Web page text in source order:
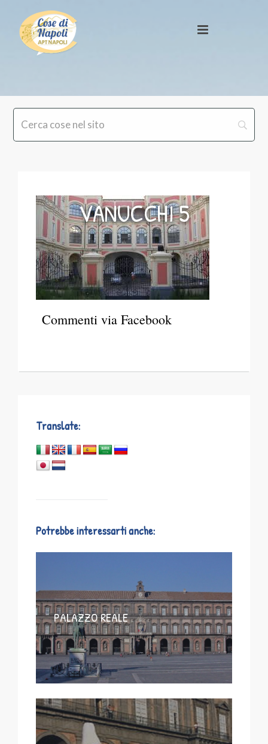
VANUCCHI 5
Commenti via Facebook
Translate:
Potrebbe interessarti anche:
PALAZZO REALE